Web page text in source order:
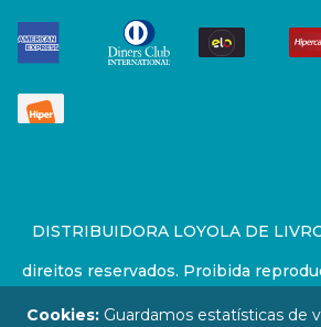
DISTRIBUIDORA LOYOLA DE
direitos reservados. Proibida
Preços e estoque sujeito a
Cookies: Guardamos estatísticas de